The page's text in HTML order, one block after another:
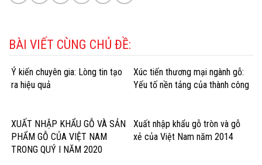
BÀI VIẾT CÙNG CHỦ ĐỀ:
Ý kiến chuyên gia: Lòng tin tạo
ra hiệu quả
Xúc tiến thương mại ngành gỗ:
Yếu tố nền tảng của thành công
XUẤT NHẬP KHẨU GỖ VÀ SẢN
PHẨM GỖ CỦA VIỆT NAM
TRONG QUÝ I NĂM 2020
Xuất nhập khẩu gỗ tròn và gỗ
xẻ của Việt Nam năm 2014